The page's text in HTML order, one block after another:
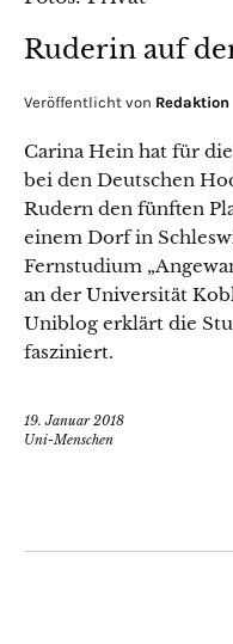
Ruderin auf
Veröffentlicht von Redaktion
Carina Hein hat für
bei den Deutschen
Rudern den fünften
einem Dorf in
Fernstudium
an der Universität
Uniblog erklärt die
fasziniert.
19. Januar 2018
Uni-Menschen